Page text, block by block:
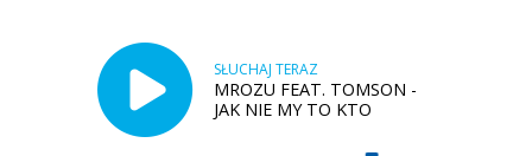
SŁUCHAJ TERAZ
MROZU FEAT. TOMSON -
JAK NIE MY TO KTO